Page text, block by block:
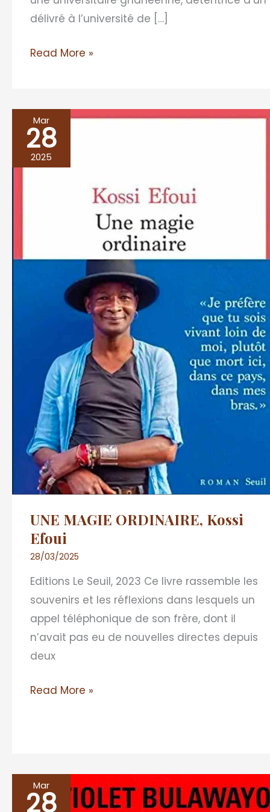
délivré à l’université de […]
Read More »
Mar
28
2025
UNE MAGIE ORDINAIRE, Kossi
Efoui
28/03/2025
Editions Le Seuil, 2023 Ce livre rassemble les
souvenirs et les réflexions dans lesquels un
appel téléphonique de son frère, dont il
n’avait pas eu de nouvelles directes depuis
deux
UNE
MAGIE
Read More »
Mar
28
GLORY,